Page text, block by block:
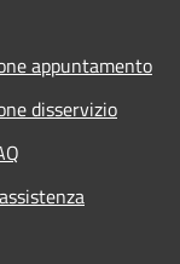
appuntamento
disservizio